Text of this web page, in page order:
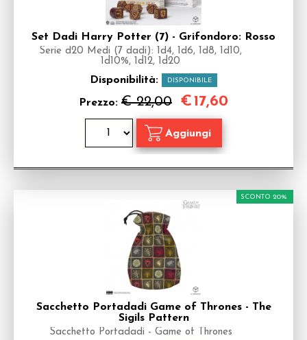
Set Dadi Harry Potter (7) - Grifondoro: Rosso
Serie d20 Medi (7 dadi): 1d4, 1d6, 1d8, 1d10,
1d10%, 1d12, 1d20
Disponibilità: DISPONIBILE
Prezzo: € 22,00 €17,60
Sacchetto Portadadi Game of Thrones - The
Sigils Pattern
Sacchetto Portadadi - Game of Thrones
SCONTO 20%